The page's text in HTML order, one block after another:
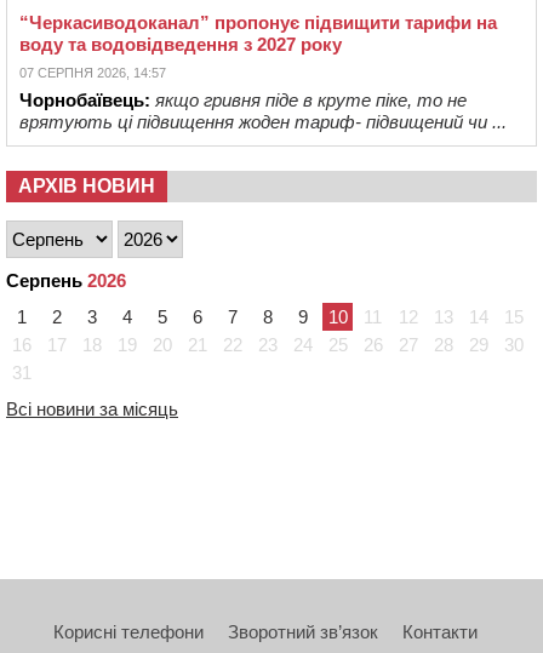
“Черкасиводоканал” пропонує підвищити тарифи на
воду та водовідведення з 2027 року
07 СЕРПНЯ 2026, 14:57
Чорнобаївець: якщо гривня піде в круте піке, то не
врятують ці підвищення жоден тариф- підвищений чи ...
АРХІВ НОВИН
Серпень 2026
1
2 3 4 5 6 7 8 9 10 11 12 13 14
15
16
17 18 19 20 21 22 23 24 25 26 27 28 29
30
31
Всі новини за місяць
Корисні телефони Зворотний зв’язок Контакти